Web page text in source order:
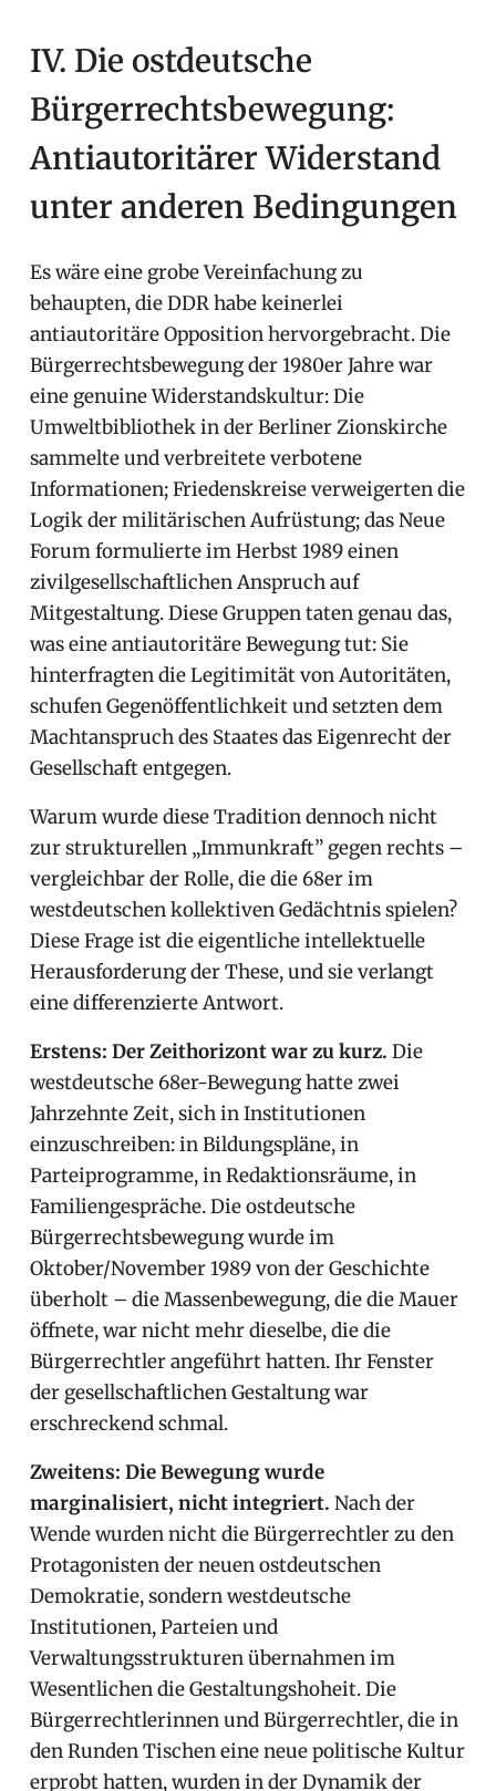
IV. Die ostdeutsche
Bürgerrechtsbewegung:
Antiautoritärer Widerstand
unter anderen Bedingungen
Es wäre eine grobe Vereinfachung zu
behaupten, die DDR habe keinerlei
antiautoritäre Opposition hervorgebracht. Die
Bürgerrechtsbewegung der 1980er Jahre war
eine genuine Widerstandskultur: Die
Umweltbibliothek in der Berliner Zionskirche
sammelte und verbreitete verbotene
Informationen; Friedenskreise verweigerten die
Logik der militärischen Aufrüstung; das Neue
Forum formulierte im Herbst 1989 einen
zivilgesellschaftlichen Anspruch auf
Mitgestaltung. Diese Gruppen taten genau das,
was eine antiautoritäre Bewegung tut: Sie
hinterfragten die Legitimität von Autoritäten,
schufen Gegenöffentlichkeit und setzten dem
Machtanspruch des Staates das Eigenrecht der
Gesellschaft entgegen.
Warum wurde diese Tradition dennoch nicht
zur strukturellen „Immunkraft” gegen rechts –
vergleichbar der Rolle, die die 68er im
westdeutschen kollektiven Gedächtnis spielen?
Diese Frage ist die eigentliche intellektuelle
Herausforderung der These, und sie verlangt
eine differenzierte Antwort.
Erstens: Der Zeithorizont war zu kurz. Die
westdeutsche 68er-Bewegung hatte zwei
Jahrzehnte Zeit, sich in Institutionen
einzuschreiben: in Bildungspläne, in
Parteiprogramme, in Redaktionsräume, in
Familiengespräche. Die ostdeutsche
Bürgerrechtsbewegung wurde im
Oktober/November 1989 von der Geschichte
überholt – die Massenbewegung, die die Mauer
öffnete, war nicht mehr dieselbe, die die
Bürgerrechtler angeführt hatten. Ihr Fenster
der gesellschaftlichen Gestaltung war
erschreckend schmal.
Zweitens: Die Bewegung wurde
marginalisiert, nicht integriert. Nach der
Wende wurden nicht die Bürgerrechtler zu den
Protagonisten der neuen ostdeutschen
Demokratie, sondern westdeutsche
Institutionen, Parteien und
Verwaltungsstrukturen übernahmen im
Wesentlichen die Gestaltungshoheit. Die
Bürgerrechtlerinnen und Bürgerrechtler, die in
den Runden Tischen eine neue politische Kultur
erprobt hatten, wurden in der Dynamik der